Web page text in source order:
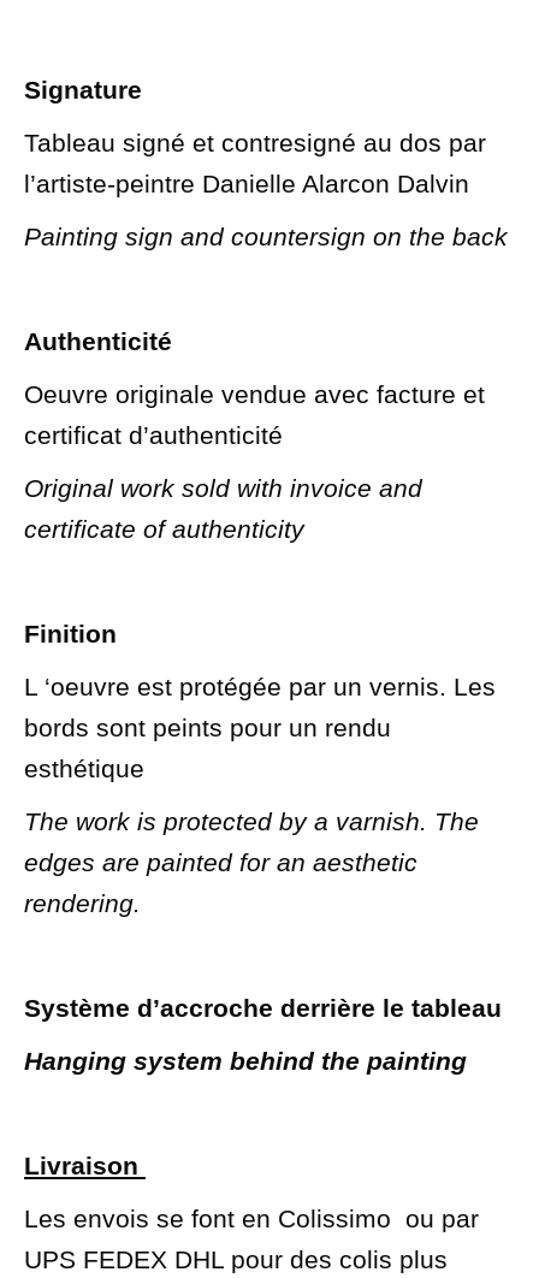
Signature
Tableau signé et contresigné au dos par
l’artiste-peintre Danielle Alarcon Dalvin
Painting sign and countersign on the back
Authenticité
Oeuvre originale vendue avec facture et
certificat d’authenticité
Original work sold with invoice and
certificate of authenticity
Finition
L ‘oeuvre est protégée par un vernis. Les
bords sont peints pour un rendu
esthétique
The work is protected by a varnish. The
edges are painted for an aesthetic
rendering.
Système d’accroche derrière le tableau
Hanging system behind the painting
Livraison
Les envois se font en Colissimo ou par
UPS FEDEX DHL pour des colis plus